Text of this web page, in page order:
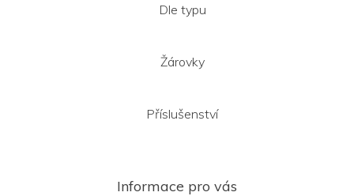
Dle typu
Žárovky
Příslušenství
Informace pro vás